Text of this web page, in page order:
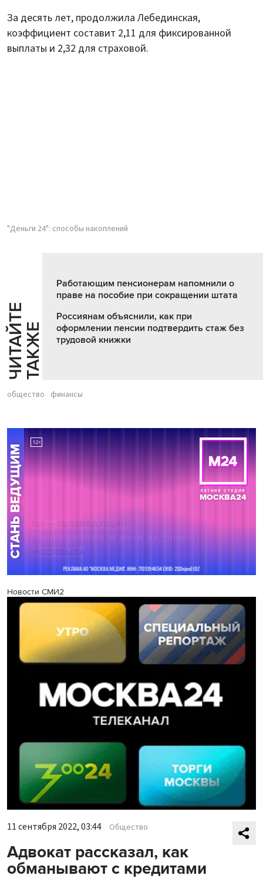
За десять лет, продолжила Лебединская,
коэффициент составит 2,11 для фиксированной
выплаты и 2,32 для страховой.
"Деньги 24": способы накоплений
Ч
И
Т
АЙ
Т
Е
Т
А
К
ЖЕ
Работающим пенсионерам напомнили о
праве на пособие при сокращении штата
Россиянам объяснили, как при
оформлении пенсии подтвердить стаж без
трудовой книжки
общество финансы
Новости СМИ2
11 сентября 2022, 03:44 Общество
Адвокат рассказал, как
обманывают с кредитами